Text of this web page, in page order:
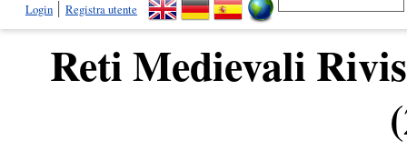
Login
Registra utente
Reti Medievali